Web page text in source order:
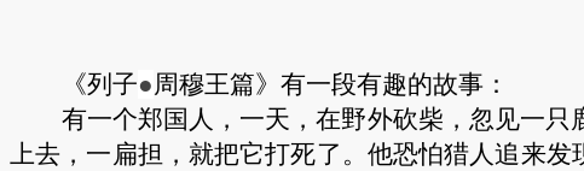
《列子●周穆王篇》有一段有趣的故事：
有一个郑国人，一天，在野外砍柴，忽见一
上去，一扁担，就把它打死了。他恐怕猎人追来